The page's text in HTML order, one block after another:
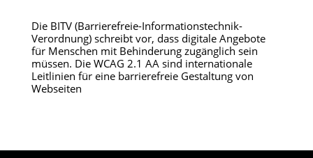
Die BITV (Barrierefreie-Informationstechnik-
Verordnung) schreibt vor, dass digitale Angebote
für Menschen mit Behinderung zugänglich sein
müssen. Die WCAG 2.1 AA sind internationale
Leitlinien für eine barrierefreie Gestaltung von
Webseiten